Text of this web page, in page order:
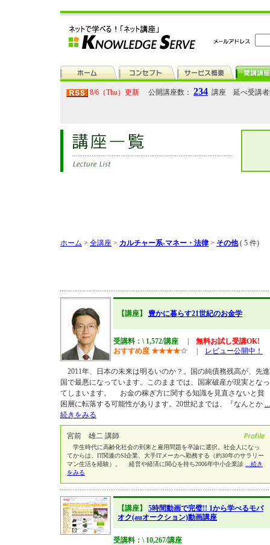
8/6（Thu）更新 公開講座数： 234 講座 延べ受講
ホーム > 全講座 > カルチャー系-マネー・法律> その他 ( 5 件)
【講座】 豊かに暮らす21世紀のお金学
受講料：\ 1,572/講座
無料お試し受講OK!
おすすめ度 ★★★★☆ レビュー公開中！
2011年、日本の未来は明るいのか？。国の純債務残高が、先進
国で最悪になっています。このままでは、国家破産が現実となっ
てしまいます。 お金の稼ぎ方に関する知識を見直さないと貧
困層に転落する可能性があります。20世紀までは、『なんとか ...
続きをみる
宮前 雄二 講師
学生時代に高齢化社会の到来と雇用問題を卒論に選択。社会人になっ
てからは、IT関連のSI企業、大手ITメーカへ勤務する（約30年のサラリー
マン生活を経験）。 経営や経済に関心を持ち2006年中小企業診
...続き
をみる
【講座】 5時間動画で完璧!! 1から学べるモバ
オク(auオークション)動画講座
受講料：\ 10,267/講座